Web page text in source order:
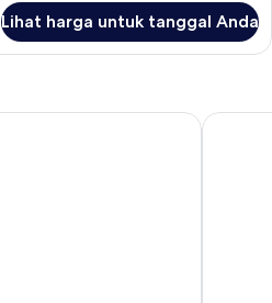
Lihat harga untuk tanggal Anda
The